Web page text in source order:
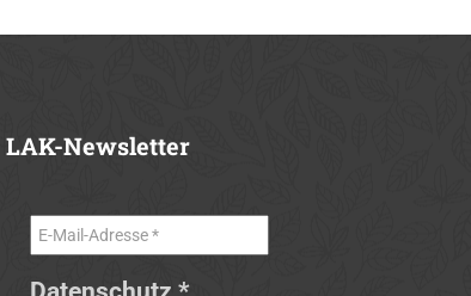
LAK-Newsletter